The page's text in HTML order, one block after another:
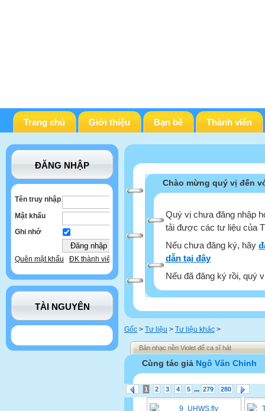
Trang chủ Giới thiệu Bạn bè Thành viên
ĐĂNG NHẬP
Tên truy nhập
Mật khẩu
Ghi nhớ
Quên mật khẩu ĐK thành viên
TÀI NGUYÊN
Chào mừng quý vị đến
Quý vị chưa đăng nhập
tải được các tư liệu của
Nếu chưa đăng ký, hãy
dẫn tại đây
Nếu đã đăng ký rồi, quý
Gốc > Tư liệu > Tư liệu khác >
Bản nhạc nền Violet để ca sĩ hát
Cùng tác giả Ngô Văn Chinh
1 2 3 4 5 ... 279 280